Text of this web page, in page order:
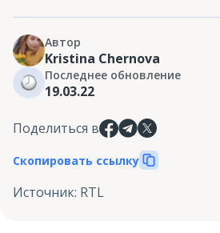
Автор
Kristina Chernova
Последнее обновление
19.03.22
Поделиться в
Скопировать ссылку
Источник: RTL